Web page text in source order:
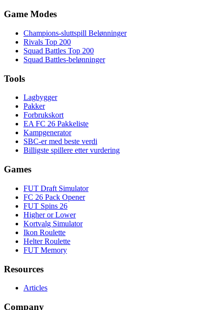
Game Modes
Champions-sluttspill Belønninger
Rivals Top 200
Squad Battles Top 200
Squad Battles-belønninger
Tools
Lagbygger
Pakker
Forbrukskort
EA FC 26 Pakkeliste
Kampgenerator
SBC-er med beste verdi
Billigste spillere etter vurdering
Games
FUT Draft Simulator
FC 26 Pack Opener
FUT Spins 26
Higher or Lower
Kortvalg Simulator
Ikon Roulette
Helter Roulette
FUT Memory
Resources
Articles
Company